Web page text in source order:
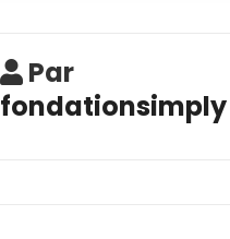
Par
fondationsimply